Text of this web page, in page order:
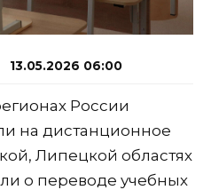
13.05.2026 06:00
России
на дистанционное
Липецкой областях
о переводе учебных